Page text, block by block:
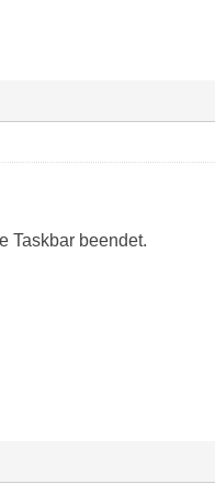
Taskbar beendet.